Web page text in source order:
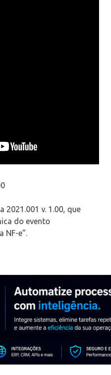
2021.001 v. 1.00, que
do evento
NF-e”.